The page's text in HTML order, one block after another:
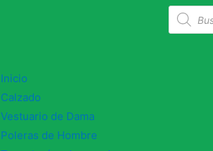
Inicio
Calzado
Vestuario de Dama
Poleras de Hombre